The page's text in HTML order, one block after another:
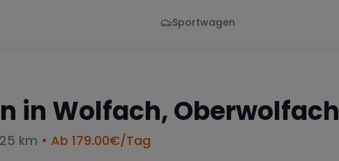
Sportwagen
in Wolfach, Oberwolfach
km • Ab 179.00€/Tag